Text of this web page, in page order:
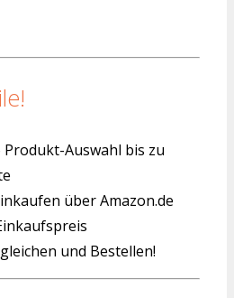
Auswahl bis zu
über Amazon.de
und Bestellen!